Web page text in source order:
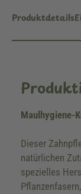
Produktdetails
Maulhygiene-
Dieser
natürlichen
spezielles